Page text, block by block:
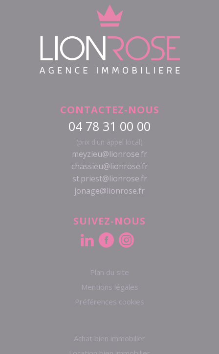
Plan du site
Mentions légales
Préférences cookies
Achat bien immobilier
CONTACTEZ-NOUS
04 78 31 00 00
(prix d'un appel local)
meyzieu@lionrose.fr
chassieu@lionrose.fr
st.priest@lionrose.fr
jonage@lionrose.fr
SUIVEZ-NOUS